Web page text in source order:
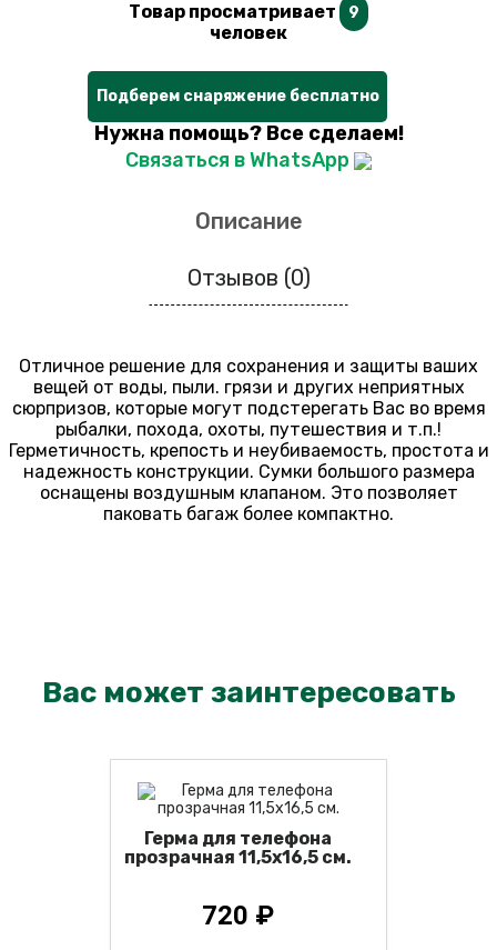
Товар просматривает 9
человек
Подберем снаряжение бесплатно
Нужна помощь? Все сделаем!
Связаться в WhatsApp
Описание
Отзывов (0)
Отличное решение для сохранения и защиты ваших
вещей от воды, пыли. грязи и других неприятных
сюрпризов, которые могут подстерегать Вас во время
рыбалки, похода, охоты, путешествия и т.п.!
Герметичность, крепость и неубиваемость, простота и
надежность конструкции. Сумки большого размера
оснащены воздушным клапаном. Это позволяет
паковать багаж более компактно.
Вас может заинтересовать
Герма для телефона
прозрачная 11,5х16,5 см.
720 ₽